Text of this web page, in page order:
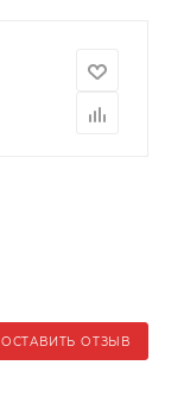
ОСТАВИТЬ ОТЗЫВ